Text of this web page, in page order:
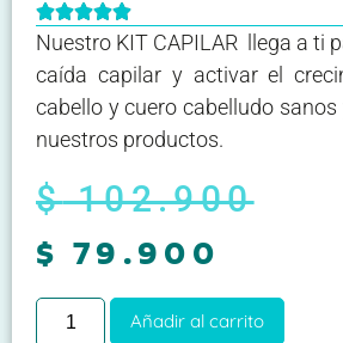

Nuestro KIT CAPILAR llega a ti
caída capilar y activar el
cabello y cuero cabelludo
nuestros productos.
$102.900
$ 79.900
Añadir al carrito